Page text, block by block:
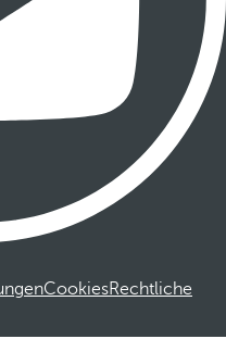
CookiesRechtliche